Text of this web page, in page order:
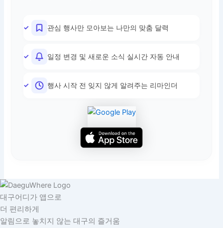
관심 행사만 모아보는 나만의 맞춤 달력
일정 변경 및 새로운 소식 실시간 자동 안내
행사 시작 전 잊지 않게 알려주는 리마인더
대구어디가 앱으로
더 편리하게
알림으로 놓치지 않는 대구의 즐거움